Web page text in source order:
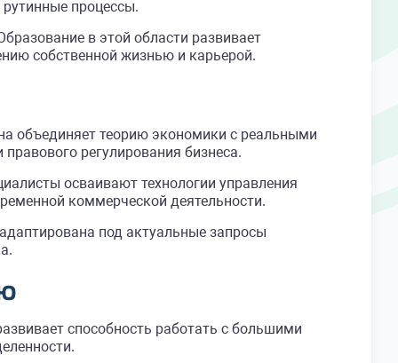
процессы.
в этой области развивает
собственной жизнью и карьерой.
объединяет теорию экономики с реальными
регулирования бизнеса.
осваивают технологии управления
коммерческой деятельности.
под актуальные запросы
способность работать с большими